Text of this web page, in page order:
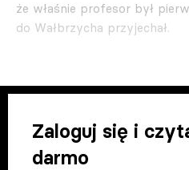
że właśnie profesor był
do Wałbrzycha przyjechał.
Zaloguj się i
darmo